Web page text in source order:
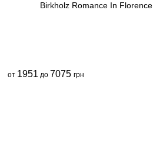
Birkholz Romance In Florence
от 1951 до 7075 грн